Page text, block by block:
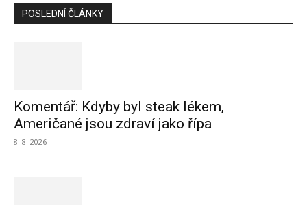
POSLEDNÍ ČLÁNKY
Komentář: Kdyby byl steak lékem,
Američané jsou zdraví jako řípa
8. 8. 2026